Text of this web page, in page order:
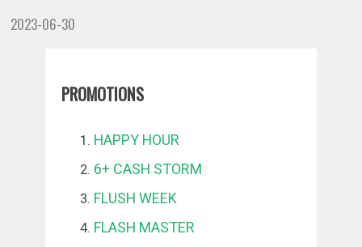
2023-06-30
PROMOTIONS
HAPPY HOUR
6+ CASH STORM
FLUSH WEEK
FLASH MASTER